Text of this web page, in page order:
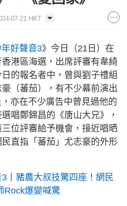
07-21 HKT
年好聲音3》今日（21日）在
港區海選，出席評審有韋綺
的報名者中，曾與劉子禮組
（蕃茄），有不少幕前演出
亦在不少廣告中曾見過他的
唱鄭錦昌的《唐山大兄》，
位評審給予機會，接近唱晒
直指「蕃茄」尤志豪的外形
丨豬農大叔技驚四座！網民
Rock爆變喊驚